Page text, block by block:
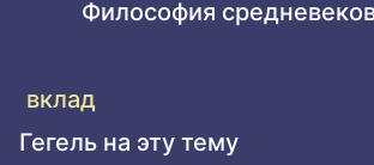
Философия
вклад
Гегель на эту тему